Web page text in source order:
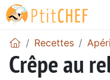
Recettes
Crêpe au